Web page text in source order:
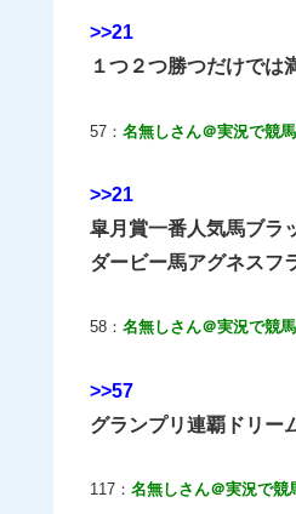
>>21
１つ２つ勝つだけでは
57： 名無しさん＠実況で競
>>21
皐月賞一番人気馬ブラ
ダービー馬アグネスフ
58： 名無しさん＠実況で競
>>57
グランプリ連覇ドリー
117： 名無しさん＠実況で競